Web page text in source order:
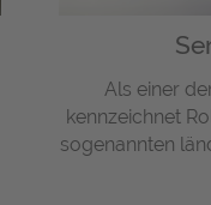
Als einer
kennzeichnet
sogenannten